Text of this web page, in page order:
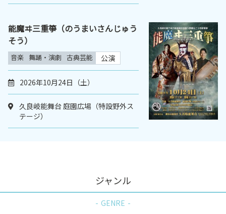
能魔ヰ三重箏（のうまいさんじゅう
そう）
音楽 舞踊・演劇 古典芸能 公演
2026年10月24日（土）
久良岐能舞台 庭園広場（特設野外ス
テージ）
ジャンル
GENRE